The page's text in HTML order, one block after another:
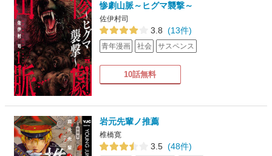
惨劇山脈～ヒグマ襲撃～
佐伊村司
3.8 (13件)
青年漫画 社会 サスペンス
10話無料
岩元先輩ノ推薦
椎橋寛
3.5 (48件)